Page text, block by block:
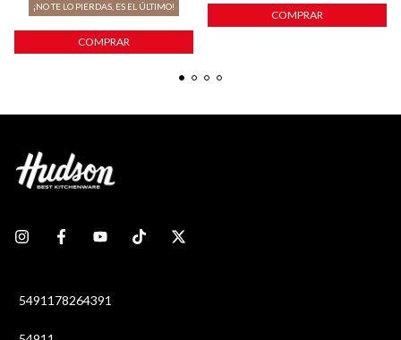
¡NO TE LO PIERDAS, ES EL ÚLTIMO!
COMPRAR
COMPRAR
5491178264391